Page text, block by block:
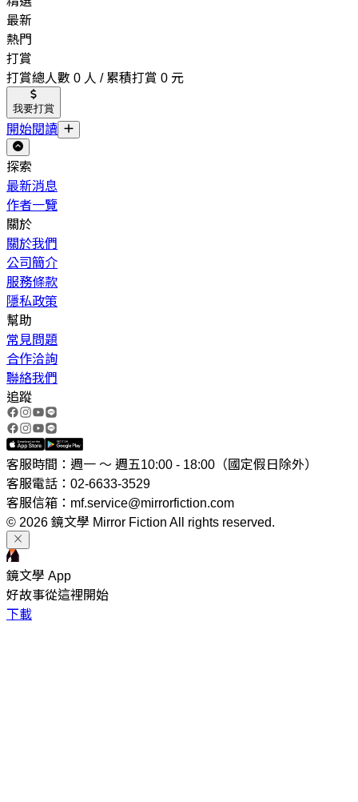
最新
熱門
打賞
打賞總人數 0 人 / 累積打賞 0 元
我要打賞
開始閱讀
探索
最新消息
作者一覽
關於
關於我們
公司簡介
服務條款
隱私政策
幫助
常見問題
合作洽詢
聯絡我們
追蹤
客服時間：週一 ～ 週五10:00 - 18:00（國定假日除外）
客服電話：02-6633-3529
客服信箱：mf.service@mirrorfiction.com
© 2026 鏡文學 Mirror Fiction All rights reserved.
鏡文學 App
好故事從這裡開始
下載